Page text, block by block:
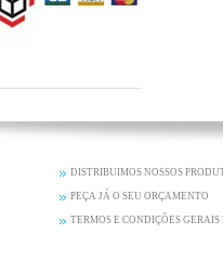
DISTRIBUIMOS NOSSOS
PEÇA JÁ O SEU ORÇAMENTO
TERMOS E CONDIÇÕES